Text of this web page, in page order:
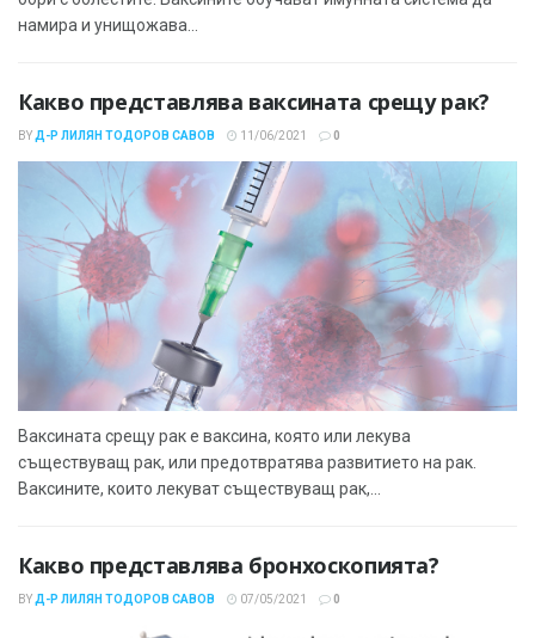
намира и унищожава...
Какво представлява ваксината срещу рак?
BY Д-Р ЛИЛЯН ТОДОРОВ САВОВ 11/06/2021 0
Ваксината срещу рак е ваксина, която или лекува
съществуващ рак, или предотвратява развитието на рак.
Ваксините, които лекуват съществуващ рак,...
Какво представлява бронхоскопията?
BY Д-Р ЛИЛЯН ТОДОРОВ САВОВ 07/05/2021 0